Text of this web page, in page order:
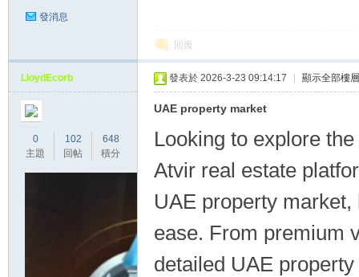
發消息
回復
LloydEcorb
0
主題
102
回帖
648
積分
發表於 2026-3-23 09:14:17 顯示全部樓層
UAE property market
Looking to explore
Atvir real estate
UAE property
ease. From premium
detailed UAE